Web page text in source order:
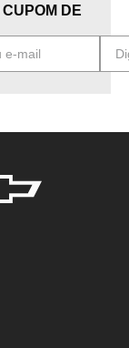
CUPOM DE